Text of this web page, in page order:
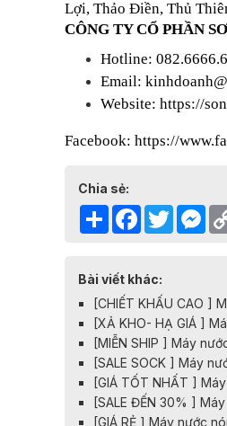
Lợi, Thảo Điền, Thủ
CÔNG TY CỔ PHẦN
Hotline:
Email:
Website: https://
Facebook: https://
Chia sẻ:
Share Facebook
Twitter
Bài viết khác:
[CHIẾT KHẤU CAO ]
[XẢ KHO- HẠ GIÁ ]
[MIỄN SHIP ] Máy
[SALE SOCK ] Máy
[GIÁ TỐT NHẤT ]
[SALE ĐẾN 30% ]
[GIÁ RẺ ] Máy nước